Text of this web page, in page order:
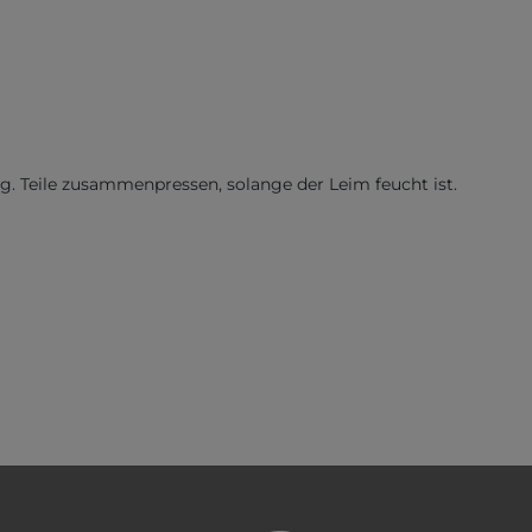
Teile zusammenpressen, solange der Leim feucht ist.